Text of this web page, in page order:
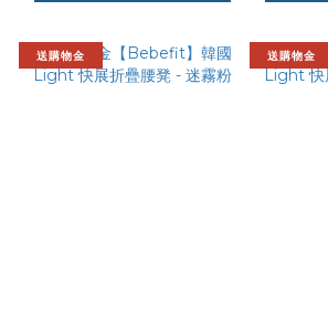
送購物金 送購物金